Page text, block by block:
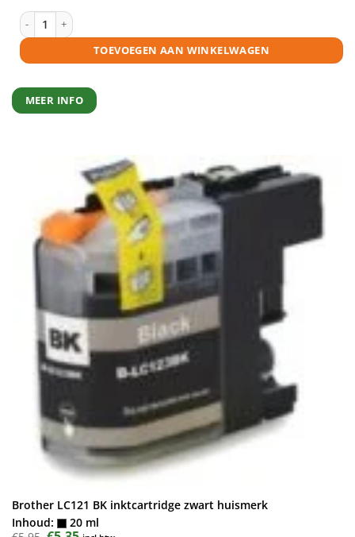
Brother LC123 Y inktcartridge geel huismerk aantal
TOEVOEGEN AAN WINKELWAGEN
MEER INFO
Brother LC121 BK inktcartridge zwart huismerk
Inhoud:
20 ml